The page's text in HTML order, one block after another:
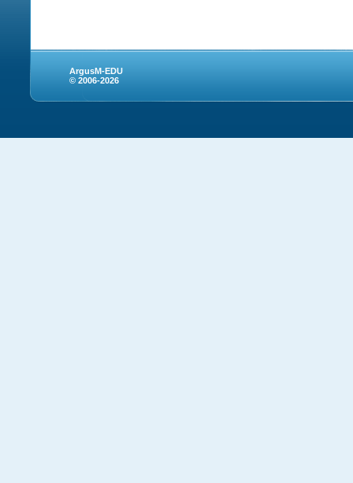
ArgusM-EDU
© 2006-2026